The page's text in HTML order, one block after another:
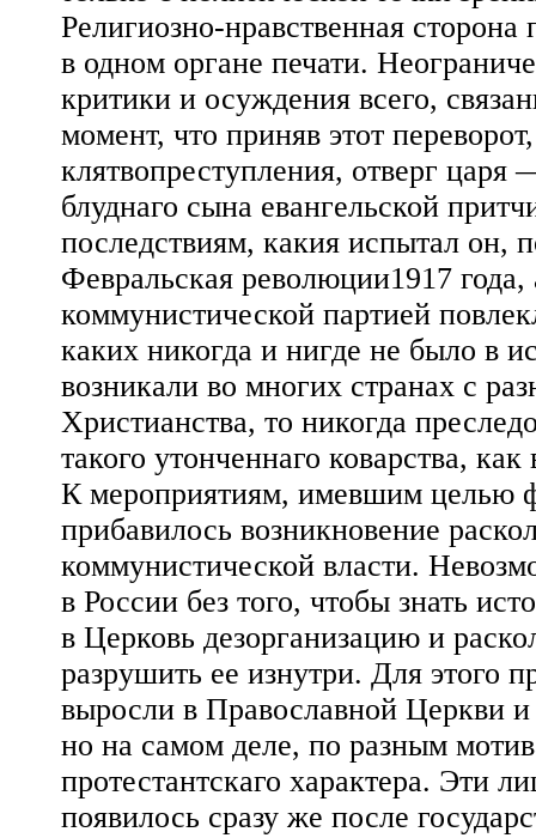
Религиозно-нравственная
в одном органе печати.
критики и осуждения всего,
момент, что приняв этот
клятвопреступления, отверг
блуднаго сына евангельской
последствиям, какия испытал он,
Февральская революции1917 года,
коммунистической партией
каких никогда и нигде не было в
возникали во многих странах с
Христианства, то никогда
такого утонченнаго коварства,
К мероприятиям, имевшим целью
прибавилось возникновение
коммунистической власти.
в России без того, чтобы знать
в Церковь дезорганизацию и
разрушить ее изнутри. Для этого
выросли в Православной Церкви
но на самом деле, по разным
протестантскаго характера. Эти
появилось сразу же после